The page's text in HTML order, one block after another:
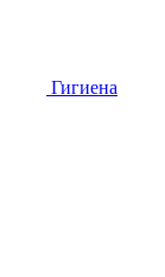
Гигиена